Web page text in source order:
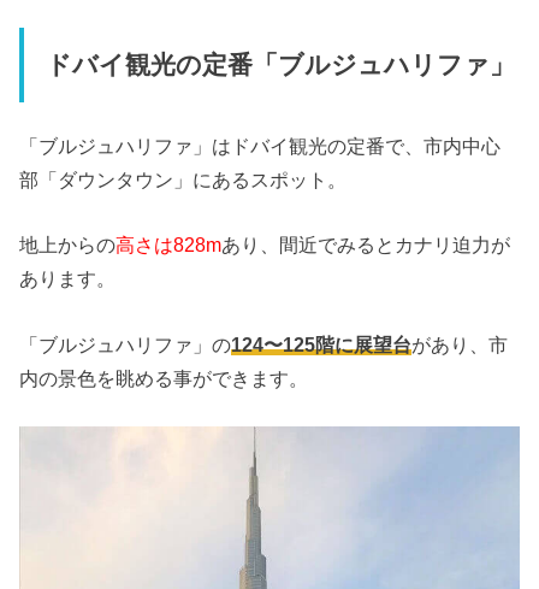
ドバイ観光の定番「ブルジュハリファ」
「ブルジュハリファ」はドバイ観光の定番で、市内中心
部「ダウンタウン」にあるスポット。
地上からの高さは828mあり、 間近でみるとカナリ迫力が
あります。
「ブルジュハリファ」の124〜125階に展望台があり、市
内の景色を眺める事ができます。